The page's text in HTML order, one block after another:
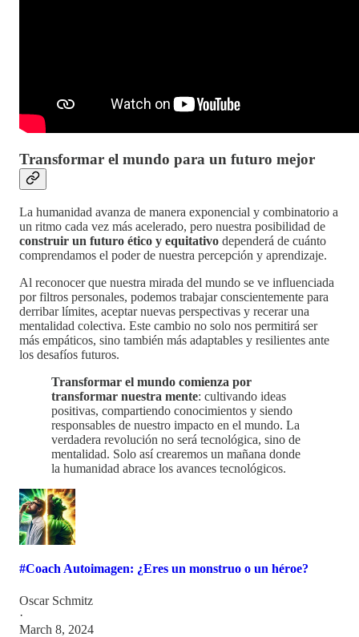
Transformar el mundo para un futuro mejor
La humanidad avanza de manera exponencial y combinatorio a
un ritmo cada vez más acelerado, pero nuestra posibilidad de
construir un futuro ético y equitativo dependerá de cuánto
comprendamos el poder de nuestra percepción y aprendizaje.
Al reconocer que nuestra mirada del mundo se ve influenciada
por filtros personales, podemos trabajar conscientemente para
derribar límites, aceptar nuevas perspectivas y recerar una
mentalidad colectiva. Este cambio no solo nos permitirá ser
más empáticos, sino también más adaptables y resilientes ante
los desafíos futuros.
Transformar el mundo comienza por
transformar nuestra mente: cultivando ideas
positivas, compartiendo conocimientos y siendo
responsables de nuestro impacto en el mundo. La
verdadera revolución no será tecnológica, sino de
mentalidad. Solo así crearemos un mañana donde
la humanidad abrace los avances tecnológicos.
#Coach Autoimagen: ¿Eres un monstruo o un héroe?
Oscar Schmitz
·
March 8, 2024